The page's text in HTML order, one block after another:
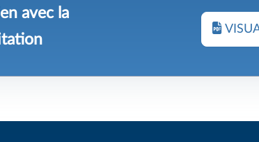
avec la